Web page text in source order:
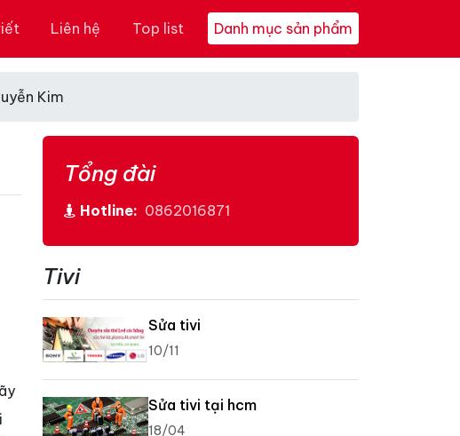
Liên hệ Top list Danh mục sản phẩm
Kim
Tổng đài
Hotline: 0862016871
Tivi
Sửa tivi
10/11
Sửa tivi tại hcm
18/04